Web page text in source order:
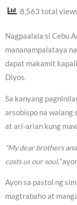
8,563 total
Nagpaalala si Cebu
mananampalataya
dapat makamit
Diyos.
Sa kanyang
arsobispo na walang
at ari-arian kung
“My dear brothers
costs us our soul,”
Ayon sa pastol ng
magtrabaho at